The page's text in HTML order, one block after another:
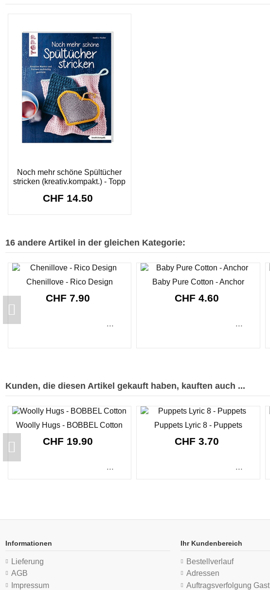
Noch mehr schöne Spültücher
stricken (kreativ.kompakt.) - Topp
CHF 14.50
16 andere Artikel in der gleichen Kategorie:
Chenillove - Rico Design
CHF 7.90
...
Baby Pure Cotton - Anchor
CHF 4.60
...
Kunden, die diesen Artikel gekauft haben, kauften auch ...
Woolly Hugs - BOBBEL Cotton
CHF 19.90
...
Puppets Lyric 8 - Puppets
CHF 3.70
...
Informationen
Lieferung
AGB
Impressum
Ihr Kundenbereich
Bestellverlauf
Adressen
Auftragsverfolgung Gast